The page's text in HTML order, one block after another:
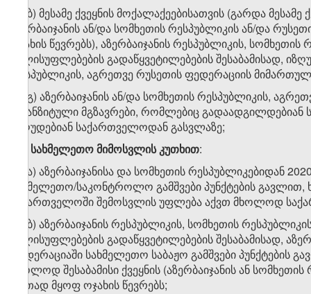
ვ.ა.ბ) მესამე ქვეყნის მოქალაქეებისათვის (გარდა
აზერბაიჯანის ან/და სომხეთის რესპუბლიკის ან/და
ოჯახის წევრებს), აზერბაიჯანის რესპუბლიკის,
ხელისუფლებების გადაწყვეტილებების შესაბამისად,
რესპუბლიკის, აგრეთვე რუსეთის ფედერაციის
ვ.ა.გ) აზერბაიჯანის ან/და სომხეთის რესპუბლიკის,
ტრანზიტული მგზავრები, რომლებიც
იზღუდებიან საქართველოდან გასვლაზე;
სახმელეთომიმოსვლისკუთხით:
ვ.ბ.ა) აზერბაიჯანისა და სომხეთის რესპუბლიკებიდან
სახმელეთო/საკონტროლო გამშვები პუნქტების
საქართველოში შემოსვლის უფლება აქვთ მხოლოდ
ვ.ბ.ბ) აზერბაიჯანის რესპუბლიკის, სომხეთის
ხელისუფლებების გადაწყვეტილებების შესაბამისად,
ფედერაციაში სახმელეთო საბაჟო გამშვები
მხოლოდ შესაბამისი ქვეყნის (აზერბაიჯანის ან
ერთად მყოფ ოჯახის წევრებს;